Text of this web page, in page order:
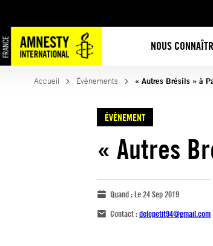
NOUS
Accueil Évènements « Autres Brésils » à
ÉVÈNEMENT
« Autres
Quand :Le 24 Sep 2019
Contact :delepetit94@gmail.com